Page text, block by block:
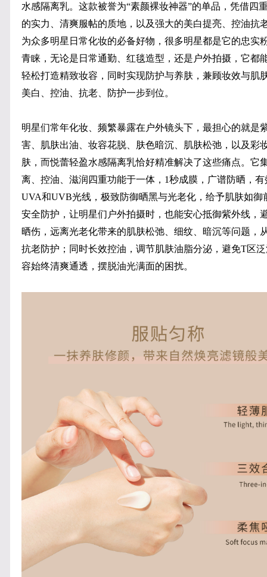
水感隔离乳。这款被誉为“素颜裸妆神器”的单品，凭借四
的实力、清爽服帖的质地，以及强大的美白提亮、控油抗
为众多明星日常化妆的必备好物，很多明星都是它的忠实
青睐，无论是日常通勤、红毯造型，还是户外拍摄，它都
轻松打造精致妆容，同时实现防护与养肤，兼顾妆效与肌
美白、控油、抗老、防护一步到位。
明星们常年化妆、频繁暴露在户外镜头下，最担心的就是
害、肌肤出油、妆容花脱、肤色暗沉、肌肤松弛，以及彩
肤，而悦蕾轻盈水感隔离乳恰好精准解决了这些痛点。它
离、控油、滋润四重功能于一体，1秒成膜，广谱防晒，有
UVA和UVB光线，极致防御晒黑与光老化，给予肌肤如御
安全防护，让明星们户外拍摄时，也能安心抵御紫外线，
晒伤，远离光老化带来的肌肤松弛、细纹、暗沉等问题，
抗老防护；同时长效控油，调节肌肤油脂分泌，避免T区
容始终清爽通透，摆脱油光满面的困扰。